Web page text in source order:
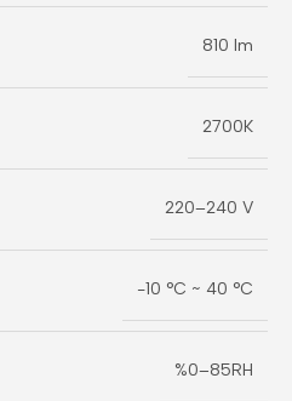
810 lm
2700K
220–240 V
-10 °C ~ 40 °C
%0–85RH